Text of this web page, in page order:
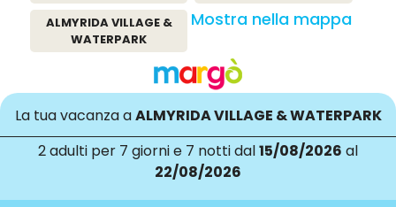
ALMYRIDA VILLAGE &
WATERPARK
Mostra nella mappa
La tua vacanza aALMYRIDA VILLAGE & WATERPARK
2 adulti per 7 giorni e 7 notti dal15/08/2026 al
22/08/2026